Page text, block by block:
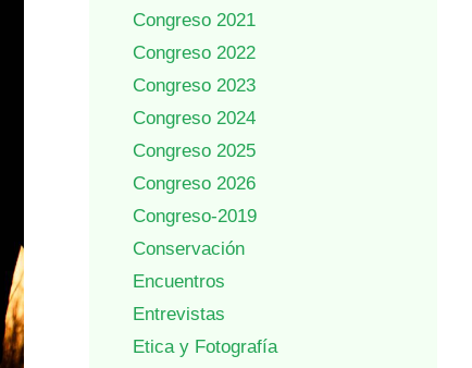
Congreso 2021
Congreso 2022
Congreso 2023
Congreso 2024
Congreso 2025
Congreso 2026
Congreso-2019
Conservación
Encuentros
Entrevistas
Etica y Fotografía